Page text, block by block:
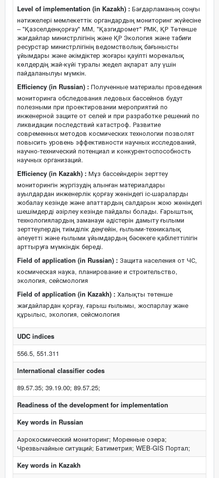
Level of implementation (in Kazakh) : Бағдарламаның соңғы
нәтижелері мемлекеттік органдардың мониторинг жүйесіне
– "Қазселденқорғау" ММ, "Қазгидромет" РМК, ҚР Төтенше
жағдайлар министрлігінің және ҚР Экология және табиғи
ресурстар министрлігінің ведомстволық бағынысты
ұйымдары және әкімдіктер жоғары қауіпті мореналық
көлдердің жай-күйі туралы жедел ақпарат алу үшін
пайдаланылуы мүмкін.
Efficiency (in Russian) : Полученные материалы проведения
мониторинга обследования ледовых бассейнов будут
полезными при проектировании мероприятий по
инженерной защите от селей и при разработке решений по
ликвидации последствий катастроф. Развитие
современных методов космических технологии позволят
повысить уровень эффективности научных исследований,
научно-технический потенциал и конкурентоспособность
научных организаций.
Efficiency (in Kazakh) : Мұз бассейндерін зерттеу
мониторингін жүргізудің алынған материалдары
ауылдардан инженерлік қорғау жөніндегі іс-шараларды
жобалау кезінде және апаттардың салдарын жою жөніндегі
шешімдерді әзірлеу кезінде пайдалы болады. Ғарыштық
технологиялардың заманауи әдістерін дамыту ғылыми
зерттеулердің тиімділік деңгейін, ғылыми-техникалық
әлеуетті және ғылыми ұйымдардың бәсекеге қабілеттілігін
арттыруға мүмкіндік береді.
Field of application (in Russian) : Защита населения от ЧС,
космическая наука, планирование и строительство,
экология, сейсмология
Field of application (in Kazakh) : Халықты төтенше
жағдайлардан қорғау, ғарыш ғылымы, жоспарлау және
құрылыс, экология, сейсмология
UDC indices
556.5, 551.311
International classifier codes
89.57.35; 39.19.00; 89.57.25;
Readiness of the development for implementation
Key words in Russian
Аэрокосмический мониторинг; Моренные озера;
Чрезвычайные ситуаций; Батиметрия; WEB-GIS Портал;
Key words in Kazakh